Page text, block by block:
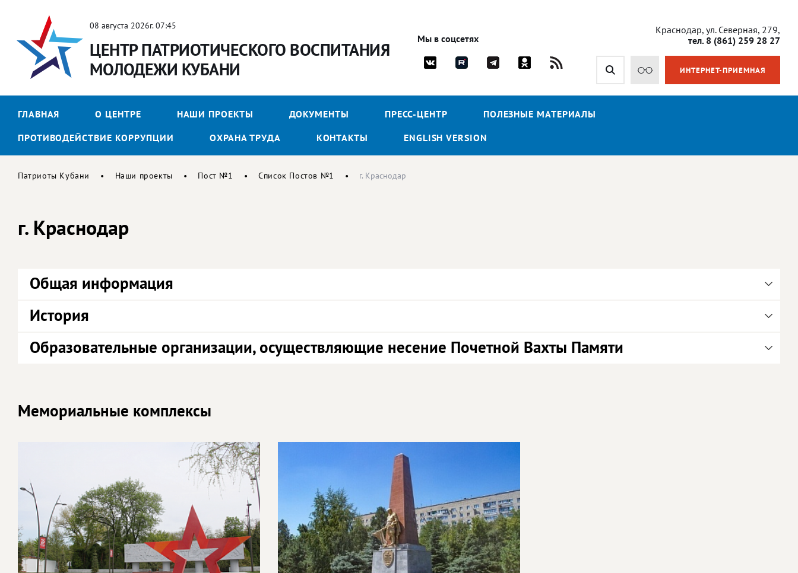
08 августа 2026г. 07:45
ЦЕНТР ПАТРИОТИЧЕСКОГО ВОСПИТАНИЯ
МОЛОДЕЖИ КУБАНИ
Мы в соцсетях
Краснодар, ул. Северная, 279,
тел. 8 (861) 259 28 27
ИНТЕРНЕТ-ПРИЕМНАЯ
ГЛАВНАЯ О ЦЕНТРЕ НАШИ ПРОЕКТЫ ДОКУМЕНТЫ ПРЕСС-ЦЕНТР
ПОЛЕЗНЫЕ МАТЕРИАЛЫ
ПРОТИВОДЕЙСТВИЕ КОРРУПЦИИ
ОХРАНА ТРУДА КОНТАКТЫ ENGLISH VERSION
Патриоты Кубани Наши проекты Пост №1 Список Постов №1 г. Краснодар
г. Краснодар
Общая информация
История
Образовательные организации, осуществляющие несение Почетной Вахты Памяти
Мемориальные комплексы